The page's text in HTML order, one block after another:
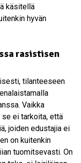
käsitellä
hyvän
rasistisen
tilanteeseen
Vaikka
ei tarkoita, että
joiden edustajia ei
on kuitenkin
tuomitsevasti. On